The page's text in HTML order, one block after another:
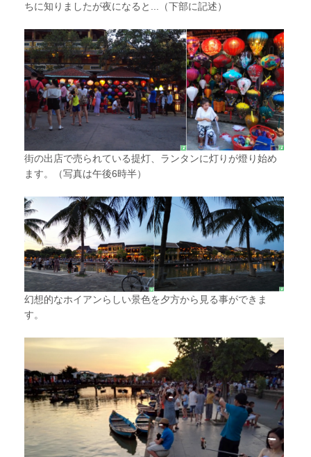
ちに知りましたが夜になると...（下部に記述）
街の出店で売られている提灯、ランタンに灯りが燈り始め
ます。（写真は午後6時半）
幻想的なホイアンらしい景色を夕方から見る事ができま
す。